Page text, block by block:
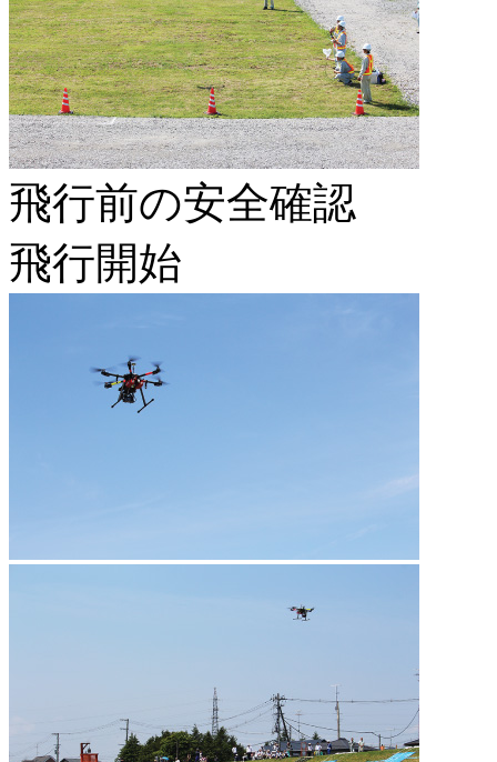
飛行前の安全確認
飛行開始